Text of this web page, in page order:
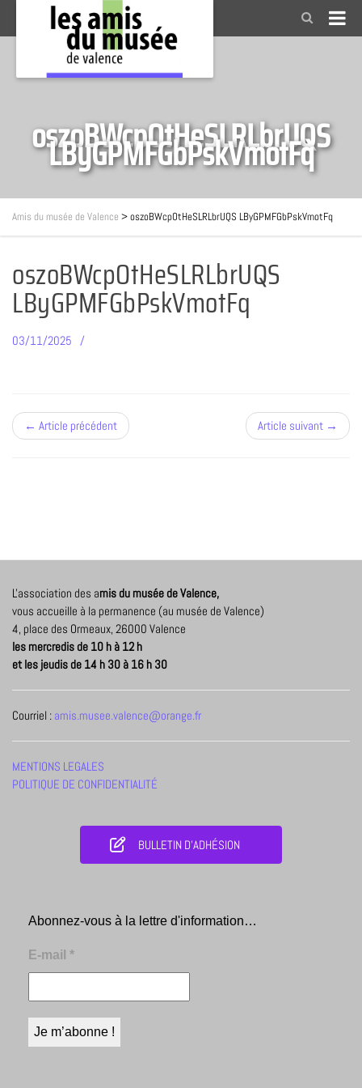
oszoBWcpOtHeSLRLbrUQS
LByGPMFGbPskVmotFq
Amis du musée de Valence >oszoBWcpOtHeSLRLbrUQS LByGPMFGbPskVmotFq
oszoBWcpOtHeSLRLbrUQS
LByGPMFGbPskVmotFq
03/11/2025
← Article précédent Article suivant →
L'association des amis du musée de Valence,
vous accueille à la permanence (au musée de Valence)
4, place des Ormeaux, 26000 Valence
les mercredis de 10 h à 12 h
et les jeudis de 14 h 30 à 16 h 30
Courriel : amis.musee.valence@orange.fr
MENTIONS LEGALES
POLITIQUE DE CONFIDENTIALITÉ
BULLETIN D'ADHÉSION
Abonnez-vous à la lettre d'information…
E-mail *